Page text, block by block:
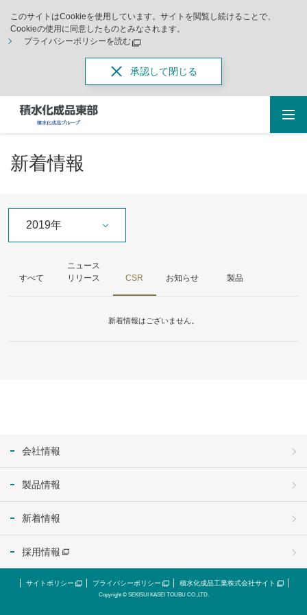
このサイトはCookieを使用しています。サイトを閲覧し続けることで、
Cookieの使用に同意したものとみなされます。
プライバシーポリシーを読む
承認して閉じる
新着情報
2019年
すべて
ニュース
リリース
CSR お知らせ 製品
新着情報はございません。
会社情報
製品情報
新着情報
採用情報
サイトポリシー プライバシーポリシー 積水化成品工業株式会社サイト
Copyright © SEKISUI KASEI TOUBU CO.,LTD.